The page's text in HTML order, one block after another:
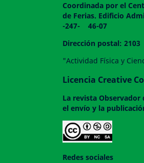
Coordinada por el
de Ferias. Edificio
-247- 46-07
Dirección postal: 2103
"Actividad Física y
Licencia Creative
La revista Observador
el envío y la
Redes sociales